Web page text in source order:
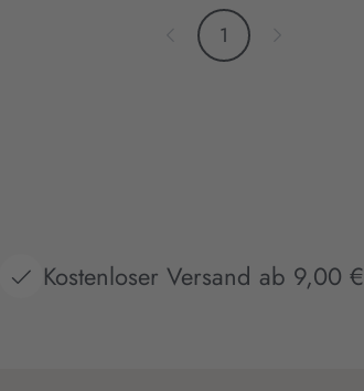
1
Kostenloser Versand ab 9,00 €